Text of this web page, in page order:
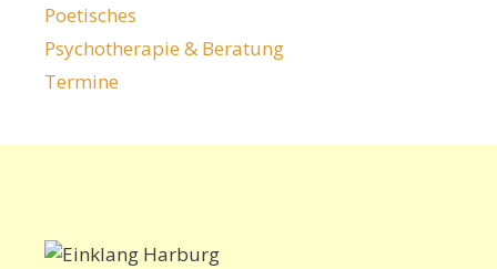
Poetisches
Psychotherapie & Beratung
Termine